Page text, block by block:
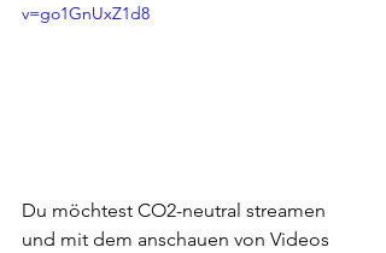
v=go1GnUxZ1d8
Du möchtest CO2-neutral streamen
und mit dem anschauen von Videos